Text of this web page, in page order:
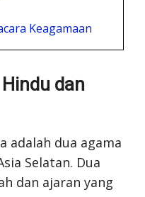
Keagamaan
dan
adalah dua agama
Selatan. Dua
dan ajaran yang